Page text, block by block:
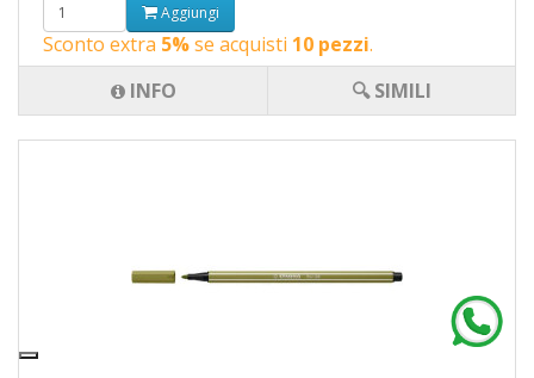
Aggiungi
Sconto extra 5%se acquisti 10 pezzi.
INFO
🔍 SIMILI